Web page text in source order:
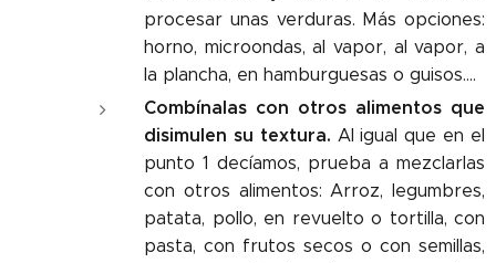
procesar unas verduras. Más opciones:
horno, microondas, al vapor, al vapor, a
la plancha, en hamburguesas o guisos....
Combínalas con otros alimentos que
disimulen su textura. Al igual que en el
punto 1 decíamos, prueba a mezclarlas
con otros alimentos: Arroz, legumbres,
patata, pollo, en revuelto o tortilla, con
pasta, con frutos secos o con semillas,